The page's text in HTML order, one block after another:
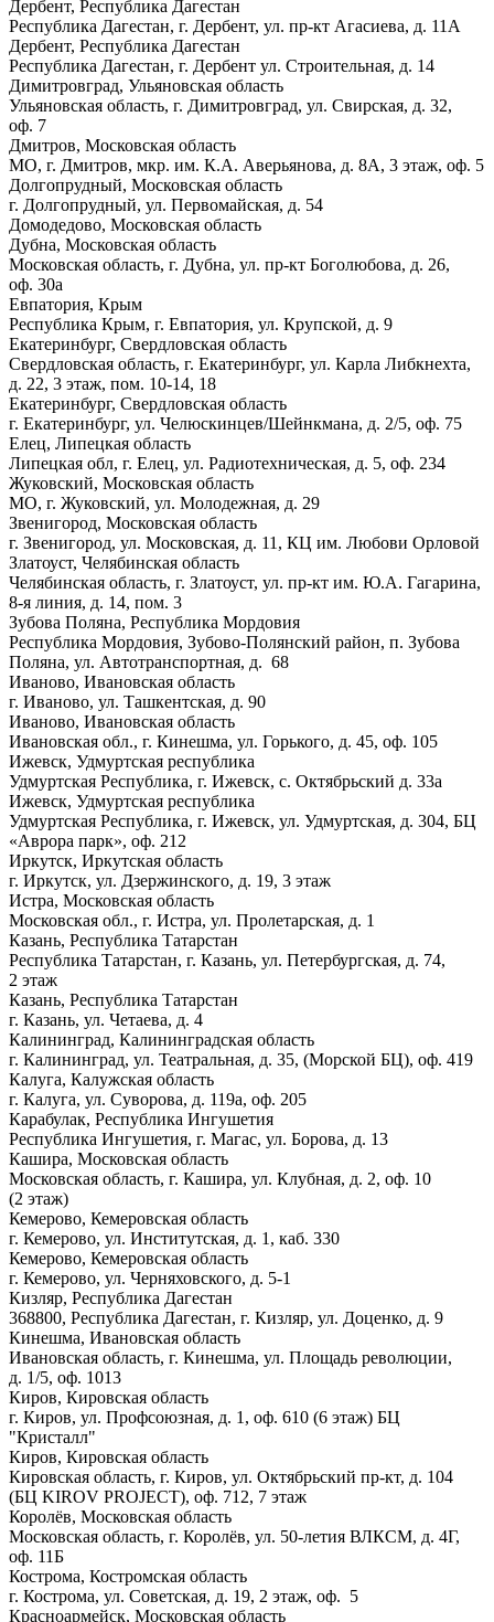
Дербент, Республика Дагестан
Республика Дагестан, г. Дербент, ул. пр-кт Агасиева, д. 11А
Дербент, Республика Дагестан
Республика Дагестан, г. Дербент ул. Строительная, д. 14
Димитровград, Ульяновская область
Ульяновская область, г. Димитровград, ул. Свирская, д. 32,
оф. 7
Дмитров, Московская область
МО, г. Дмитров, мкр. им. К.А. Аверьянова, д. 8А, 3 этаж, оф. 5
Долгопрудный, Московская область
г. Долгопрудный, ул. Первомайская, д. 54
Домодедово, Московская область
Дубна, Московская область
Московская область, г. Дубна, ул. пр-кт Боголюбова, д. 26,
оф. 30а
Евпатория, Крым
Республика Крым, г. Евпатория, ул. Крупской, д. 9
Екатеринбург, Свердловская область
Свердловская область, г. Екатеринбург, ул. Карла Либкнехта,
д. 22, 3 этаж, пом. 10-14, 18
Екатеринбург, Свердловская область
г. Екатеринбург, ул. Челюскинцев/Шейнкмана, д. 2/5, оф. 75
Елец, Липецкая область
Липецкая обл, г. Елец, ул. Радиотехническая, д. 5, оф. 234
Жуковский, Московская область
МО, г. Жуковский, ул. Молодежная, д. 29
Звенигород, Московская область
г. Звенигород, ул. Московская, д. 11, КЦ им. Любови Орловой
Златоуст, Челябинская область
Челябинская область, г. Златоуст, ул. пр-кт им. Ю.А. Гагарина,
8-я линия, д. 14, пом. 3
Зубова Поляна, Республика Мордовия
Республика Мордовия, Зубово-Полянский район, п. Зубова
Поляна, ул. Автотранспортная, д. 68
Иваново, Ивановская область
г. Иваново, ул. Ташкентская, д. 90
Иваново, Ивановская область
Ивановская обл., г. Кинешма, ул. Горького, д. 45, оф. 105
Ижевск, Удмуртская республика
Удмуртская Республика, г. Ижевск, с. Октябрьский д. 33а
Ижевск, Удмуртская республика
Удмуртская Республика, г. Ижевск, ул. Удмуртская, д. 304, БЦ
«Аврора парк», оф. 212
Иркутск, Иркутская область
г. Иркутск, ул. Дзержинского, д. 19, 3 этаж
Истра, Московская область
Московская обл., г. Истра, ул. Пролетарская, д. 1
Казань, Республика Татарстан
Республика Татарстан, г. Казань, ул. Петербургская, д. 74,
2 этаж
Казань, Республика Татарстан
г. Казань, ул. Четаева, д. 4
Калининград, Калининградская область
г. Калининград, ул. Театральная, д. 35, (Морской БЦ), оф. 419
Калуга, Калужская область
г. Калуга, ул. Суворова, д. 119а, оф. 205
Карабулак, Республика Ингушетия
Республика Ингушетия, г. Магас, ул. Борова, д. 13
Кашира, Московская область
Московская область, г. Кашира, ул. Клубная, д. 2, оф. 10
(2 этаж)
Кемерово, Кемеровская область
г. Кемерово, ул. Институтская, д. 1, каб. 330
Кемерово, Кемеровская область
г. Кемерово, ул. Черняховского, д. 5-1
Кизляр, Республика Дагестан
368800, Республика Дагестан, г. Кизляр, ул. Доценко, д. 9
Кинешма, Ивановская область
Ивановская область, г. Кинешма, ул. Площадь революции,
д. 1/5, оф. 1013
Киров, Кировская область
г. Киров, ул. Профсоюзная, д. 1, оф. 610 (6 этаж) БЦ
"Кристалл"
Киров, Кировская область
Кировская область, г. Киров, ул. Октябрьский пр-кт, д. 104
(БЦ KIROV PROJECT), оф. 712, 7 этаж
Королёв, Московская область
Московская область, г. Королёв, ул. 50-летия ВЛКСМ, д. 4Г,
оф. 11Б
Кострома, Костромская область
г. Кострома, ул. Советская, д. 19, 2 этаж, оф. 5
Красноармейск, Московская область